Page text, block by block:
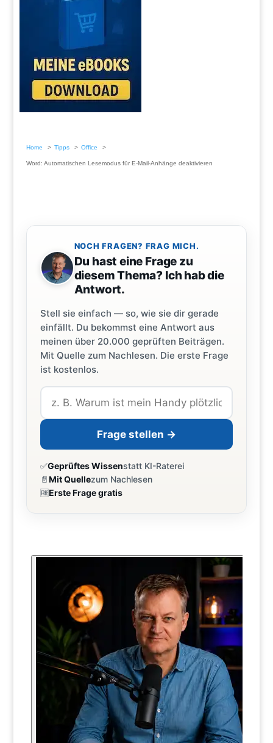
Home Tipps Office
Word: Automatischen Lesemodus für E-Mail-Anhänge deaktivieren
NOCH FRAGEN? FRAG MICH.
Du hast eine Frage zu
diesem Thema? Ich hab die
Antwort.
Stell sie einfach — so, wie sie dir gerade
einfällt. Du bekommst eine Antwort aus
meinen über 20.000 geprüften Beiträgen.
Mit Quelle zum Nachlesen. Die erste Frage
ist kostenlos.
Frage stellen →
✅Geprüftes Wissenstatt KI-Raterei
📄Mit Quellezum Nachlesen
🆓Erste Frage gratis